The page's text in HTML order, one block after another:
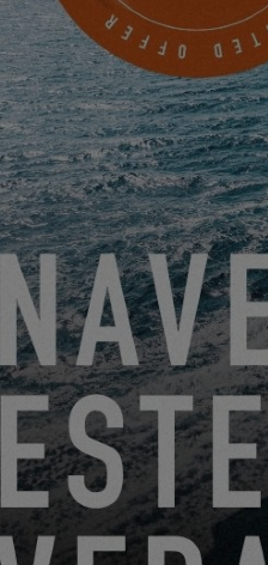
DEL 22 DE JUNIO DE
¡GO SAILING CON
EXCESS 11- EXCESS 13-